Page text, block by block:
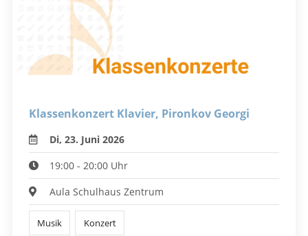
Klassenkonzert Klavier, Pironkov Georgi
Di, 23. Juni 2026
19:00 - 20:00 Uhr
Aula Schulhaus Zentrum
Musik Konzert